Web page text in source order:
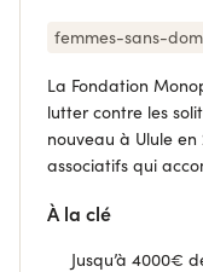
femmes-sans-
La Fondation
lutter contre les
nouveau à Ulule
associatifs qui
À la clé
Jusqu’à 4000€